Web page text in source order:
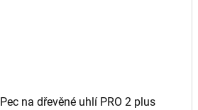
Pec na dřevěné uhlí PRO 2 plus